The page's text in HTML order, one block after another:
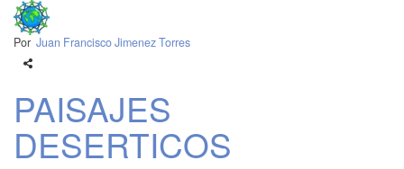
Por Juan Francisco Jimenez Torres
PAISAJES
DESERTICOS